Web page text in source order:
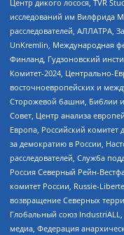
Центр дикого лосося, TVR
исследований им Вилфрида
расследователей, АЛЛАТРА,
UnKremlin, Международная
Финланд, Гудзоновский
Комитет-2024, Центрально-
восточноевропейских и
Сторожевой башни, Библии и
Совет, Центр анализа
Европа, Российский
за демократию в России,
расследователей, Служба
Россия Северный Рейн-
комитет России, Russie-
возвращение Северных
Глобальный союз
медиа, Федерация